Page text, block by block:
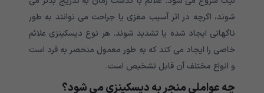
شوند، اگرچه در اثر آسیب مغزی یا جراحت می توانند به طور
ناگهانی ایجاد شده یا تشدید شوند. هر نوع دیسکینزی علائم
خاصی را ایجاد می کند که به طور معمول منحصر به فرد است
و انواع مختلف آن قابل تشخیص است.
چه عواملی منجر به دیسکینزی می شود؟